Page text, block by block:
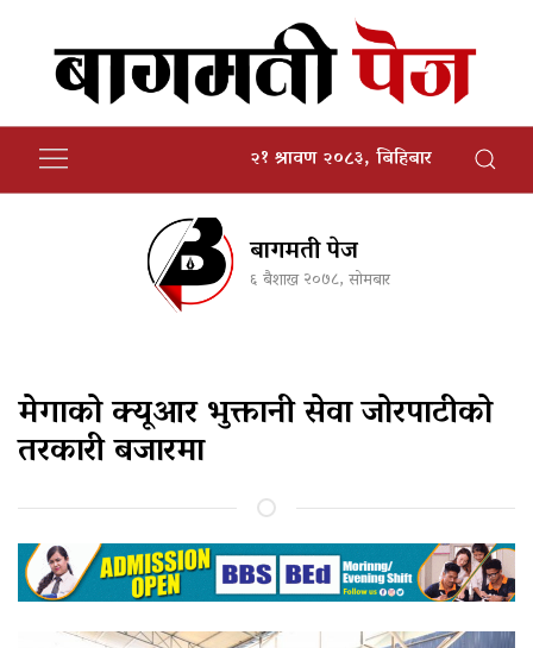
२१ श्रावण २०८३, बिहिबार
बागमती पेज
६ बैशाख २०७८, सोमबार
मेगाको क्यूआर भुक्तानी सेवा जोरपाटीको
तरकारी बजारमा